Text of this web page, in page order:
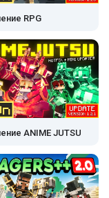
RPG
ANIME JUTSU